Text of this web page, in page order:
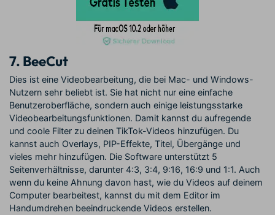
7. BeeCut
Dies ist eine Videobearbeitung, die bei Mac- und Windows-
Nutzern sehr beliebt ist. Sie hat nicht nur eine einfache
Benutzeroberfläche, sondern auch einige leistungsstarke
Videobearbeitungsfunktionen. Damit kannst du aufregende
und coole Filter zu deinen TikTok-Videos hinzufügen. Du
kannst auch Overlays, PIP-Effekte, Titel, Übergänge und
vieles mehr hinzufügen. Die Software unterstützt 5
Seitenverhältnisse, darunter 4:3, 3:4, 9:16, 16:9 und 1:1. Auch
wenn du keine Ahnung davon hast, wie du Videos auf deinem
Computer bearbeitest, kannst du mit dem Editor im
Handumdrehen beeindruckende Videos erstellen.